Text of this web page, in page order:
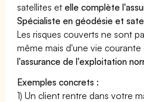
satellites etelle complète
Spécialiste en géodésie et
Les risques couverts ne sont
même mais d'une vie
l'assurance de l'exploitation
Exemples concrets :
1) Un client rentre dans votre